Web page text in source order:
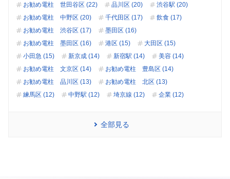
お勧め電柱 世田谷区 (22)
品川区 (20)
渋谷駅 (20)
お勧め電柱 中野区 (20)
千代田区 (17)
飲食 (17)
お勧め電柱 渋谷区 (17)
墨田区 (16)
お勧め電柱 墨田区 (16)
港区 (15)
大田区 (15)
小田急 (15)
新京成 (14) 新宿駅 (14)
美容 (14)
お勧め電柱 文京区 (14)
お勧め電柱 豊島区 (14)
お勧め電柱 品川区 (13)
お勧め電柱 北区 (13)
練馬区 (12)
中野駅 (12) 埼京線 (12) 企業 (12)
全部見る